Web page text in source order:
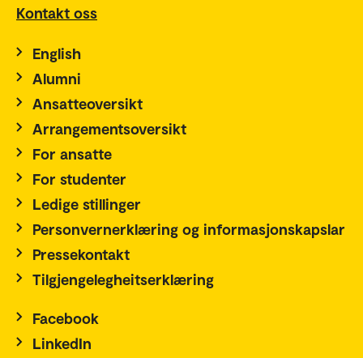
Kontakt oss
English
Alumni
Ansatteoversikt
Arrangementsoversikt
For ansatte
For studenter
Ledige stillinger
Personvernerklæring og informasjonskapslar
Pressekontakt
Tilgjengelegheitserklæring
Facebook
LinkedIn